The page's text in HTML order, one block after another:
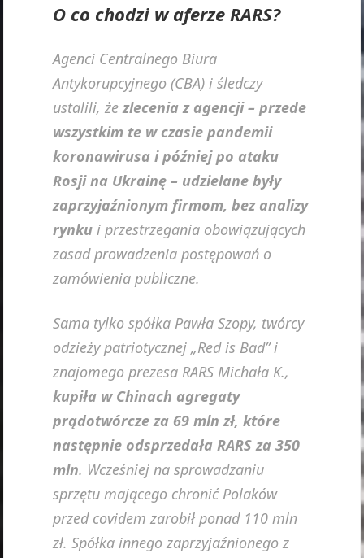
O co chodzi w aferze RARS?
Agenci Centralnego Biura
Antykorupcyjnego (CBA) i śledczy
ustalili, żezlecenia z agencji – przede
wszystkim te w czasie pandemii
koronawirusa i później po ataku
Rosji na Ukrainę – udzielane były
zaprzyjaźnionym firmom, bez analizy
rynku i przestrzegania obowiązujących
zasad prowadzenia postępowań o
zamówienia publiczne.
Sama tylko spółka Pawła Szopy, twórcy
odzieży patriotycznej „Red is Bad” i
znajomego prezesa RARS Michała K.,
kupiła w Chinach agregaty
prądotwórcze za 69 mln zł, które
następnie odsprzedała RARS za 350
mln. Wcześniej na sprowadzaniu
sprzętu mającego chronić Polaków
przed covidem zarobił ponad 110 mln
zł. Spółka innego zaprzyjaźnionego z